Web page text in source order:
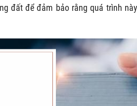
đất để đảm bảo rằng quá trình